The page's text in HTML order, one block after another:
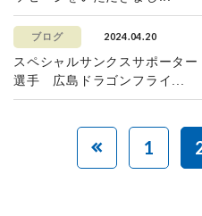
ブログ 2024.04.20
スペシャルサンクスサポータ
選手 広島ドラゴンフライ...
1